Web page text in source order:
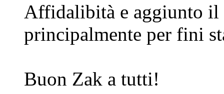
Affidalibità e aggiunto il
principalmente per fini
Buon Zak a tutti!